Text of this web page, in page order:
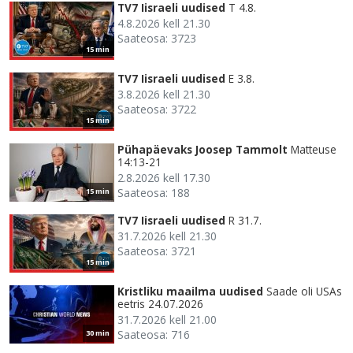
15 min
TV7 Iisraeli uudised T 4.8.
4.8.2026 kell 21.30
Saateosa: 3723
15 min
TV7 Iisraeli uudised E 3.8.
3.8.2026 kell 21.30
Saateosa: 3722
15 min
Pühapäevaks Joosep Tammolt Matteuse
14:13-21
2.8.2026 kell 17.30
Saateosa: 188
15 min
TV7 Iisraeli uudised R 31.7.
31.7.2026 kell 21.30
Saateosa: 3721
30 min
Kristliku maailma uudised Saade oli USAs
eetris 24.07.2026
31.7.2026 kell 21.00
Saateosa: 716